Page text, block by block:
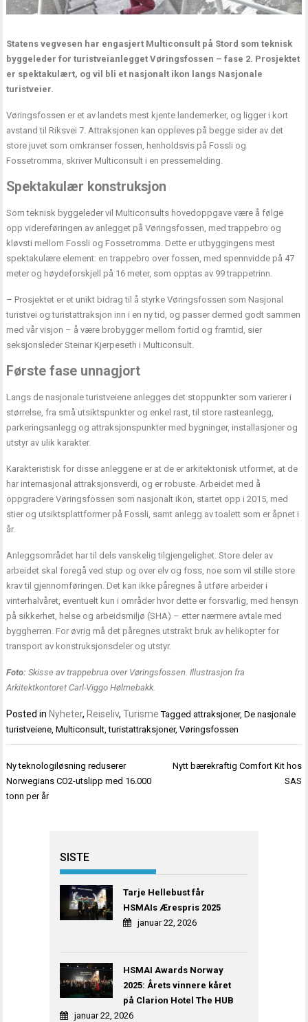
Statens vegvesen har engasjert Multiconsult på Stord som teknisk
byggeleder for turistveianlegget Vøringsfossen – fase 2. Prosjektet
er spektakulært, og vil bli et nasjonalt ikon langs Nasjonale
turistveier.
Vøringsfossen er et av landets mest kjente landemerker, og ligger i kort
avstand til Riksvei 7. Attraksjonen kan oppleves på begge sider av det
store juvet som omkranser fossen, henholdsvis på Fossli og
Fossetromma, skriver Multiconsult i en pressemelding.
Spektakulær konstruksjon
Som teknisk byggeleder vil Multiconsults hovedoppgave være å følge
opp videreføringen av anlegget på Vøringsfossen, med trappebro og
kløvsti mellom Fossli og Fossetromma. Dette er utbyggingens mest
spektakulære element: en trappebro over fossen, med spennvidde på 47
meter og høydeforskjell på 16 meter, som opptas av 99 trappetrinn.
– Prosjektet er et unikt bidrag til å styrke Vøringsfossen som Nasjonal
turistvei og turistattraksjon inn i en ny tid, og passer dermed godt sammen
med vår visjon – å være brobygger mellom fortid og framtid, sier
seksjonsleder Steinar Kjerpeseth i Multiconsult.
Første fase unnagjort
Langs de nasjonale turistveiene anlegges det stoppunkter som varierer i
størrelse, fra små utsiktspunkter og enkel rast, til store rasteanlegg,
parkeringsanlegg og attraksjonspunkter med bygninger, installasjoner og
utstyr av ulik karakter.
Karakteristisk for disse anleggene er at de er arkitektonisk utformet, at de
har internasjonal attraksjonsverdi, og er robuste. Arbeidet med å
oppgradere Vøringsfossen som nasjonalt ikon, startet opp i 2015, med
stier og utsiktsplattformer på Fossli, samt anlegg av toalett som er åpnet i
år.
Anleggsområdet har til dels vanskelig tilgjengelighet. Store deler av
arbeidet skal foregå ved stup og over elv og foss, noe som vil stille store
krav til gjennomføringen. Det kan ikke påregnes å utføre arbeider i
vinterhalvåret, eventuelt kun i områder hvor dette er forsvarlig, med hensyn
på sikkerhet, helse og arbeidsmiljø (SHA) – etter nærmere avtale med
byggherren. For øvrig må det påregnes utstrakt bruk av helikopter for
transport av konstruksjonsdeler og utstyr.
Foto: Skisse av trappebrua over Vøringsfossen. Illustrasjon fra
Arkitektkontoret Carl-Viggo Hølmebakk.
Posted in Nyheter, Reiseliv,Turisme Taggedattraksjoner,De nasjonale
turistveiene,Multiconsult,turistattraksjoner,Vøringsfossen
Innleggsnavigasjon
Ny teknologiløsning reduserer
Norwegians CO2-utslipp med 16.000
tonn per år
Nytt bærekraftig Comfort Kit hos
SAS
SISTE
Tarje Hellebust får
HSMAIs Ærespris 2025
januar 22, 2026
HSMAI Awards Norway
2025: Årets vinnere kåret
på Clarion Hotel The HUB
januar 22, 2026